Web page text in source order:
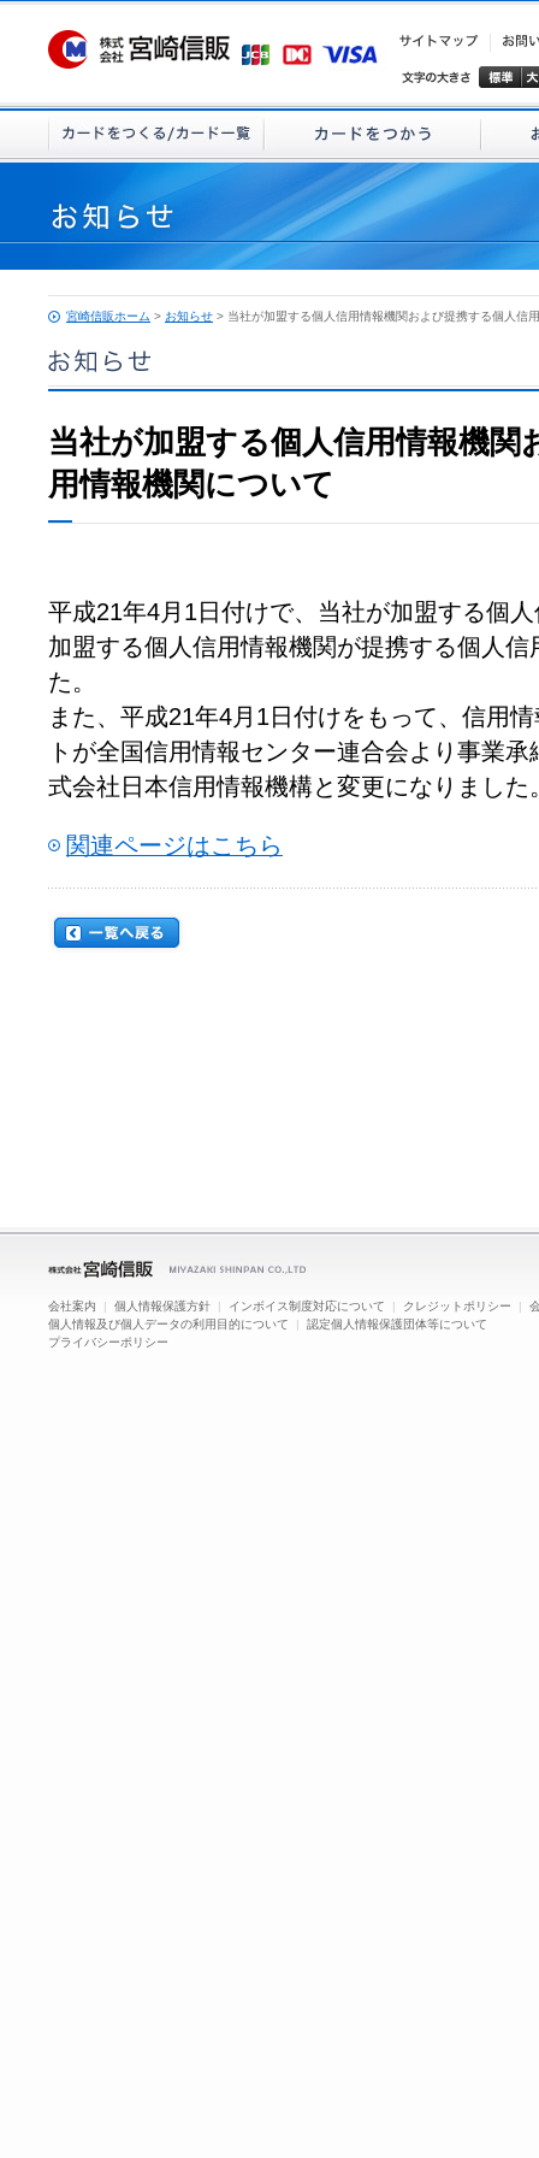
宮崎信販ホーム > お知らせ > 当社が加盟する個人信用情報機関および提携する個人信
当社が加盟する個人信用情報機関
用情報機関について
平成21年4月1日付けで、当社が加盟する個
加盟する個人信用情報機関が提携する個人
た。
また、平成21年4月1日付けをもって、信用
トが全国信用情報センター連合会より事業
式会社日本信用情報機構と変更になりました
関連ページはこちら
会社案内 | 個人情報保護方針 | インボイス制度対応について | クレジットポリシー |
個人情報及び個人データの利用目的について | 認定個人情報保護団体等について
プライバシーポリシー